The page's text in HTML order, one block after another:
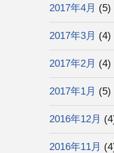
2017年4月 (5)
2017年3月 (4)
2017年2月 (4)
2017年1月 (5)
2016年12月
2016年11月